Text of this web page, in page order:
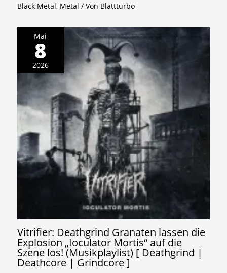
Black Metal, Metal / Von Blattturbo
Mai
8
2026
Vitrifier: Deathgrind Granaten lassen die
Explosion „Ioculator Mortis“ auf die
Szene los! (Musikplaylist) [ Deathgrind |
Deathcore | Grindcore ]